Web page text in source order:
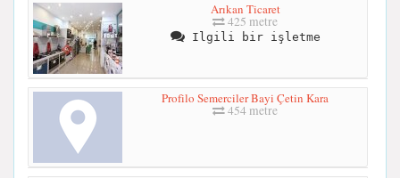
Arıkan Ticaret
425 metre
Ilgili bir işletme
Profilo Semerciler Bayi Çetin Kara
454 metre